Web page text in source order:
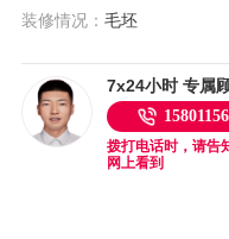
装修情况： 毛坯
7x24小时 专属
拨打电话时，请告
网上看到